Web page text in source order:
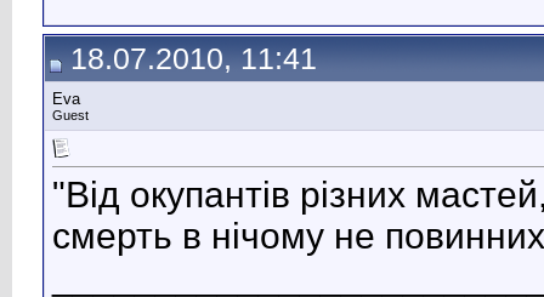
18.07.2010, 11:41
Eva
Guest
"Від окупантів різних
смерть в нічому не